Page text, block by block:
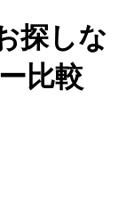
探しな
比較